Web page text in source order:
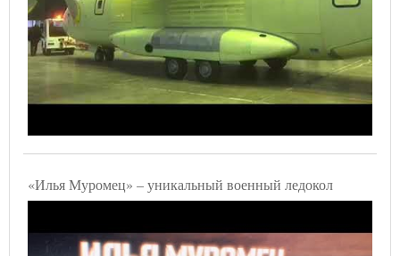
«Илья Муромец» – уникальный военный ледокол